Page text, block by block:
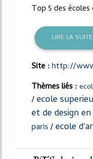
Top 5 des
LIRE LA SUITE
Site :http://
Thèmes liés :
/ecole
et de design
paris/ecole